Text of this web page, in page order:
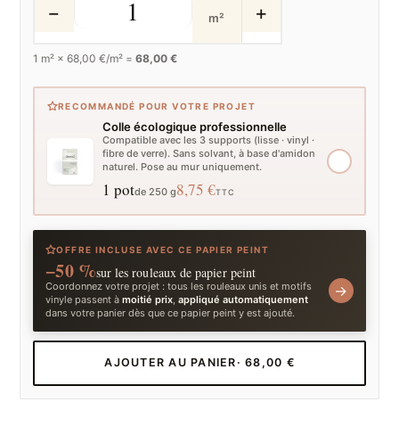
− m² +
1 m² ×68,00 €/m² =68,00 €
RECOMMANDÉ POUR VOTRE PROJET
Colle écologique professionnelle
Compatible avec les 3 supports (lisse · vinyl ·
fibre de verre). Sans solvant, à base d'amidon
naturel. Pose au mur uniquement.
1 potde 250 g8,75 €TTC
OFFRE INCLUSE AVEC CE PAPIER PEINT
−50 %sur les rouleaux de papier peint
Coordonnez votre projet : tous les rouleaux unis et motifs
vinyle passent àmoitié prix,appliqué automatiquement
dans votre panier dès que ce papier peint y est ajouté.
→
AJOUTER AU PANIER · 68,00 €